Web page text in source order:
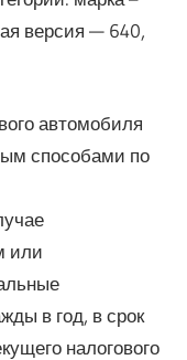
версия — 640,
автомобиля
способами по
или
в год, в срок
налогового